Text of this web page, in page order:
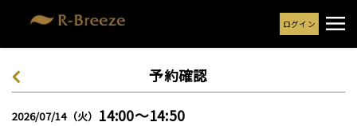
ログイン
予約確認
2026/07/14（火） 14:00～14:50